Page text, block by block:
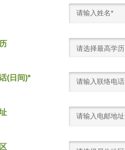
请选择最高学历
(日间)*